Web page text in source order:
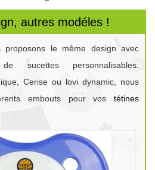
autres modéles !
le même design avec
sucettes personnalisables.
Cerise ou lovi dynamic, nous
embouts pour vos tétines